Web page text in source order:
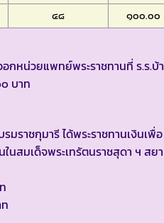
๔๘ ๑๐๐.๐๐
อกหน่วยแพทย์พระราชทานที่ ร.ร.บ้
บาท
ราชกุมารี ได้พระราชทานเงินเพื่อ
นสมเด็จพระเทรัตนราชสุดา ฯ สย